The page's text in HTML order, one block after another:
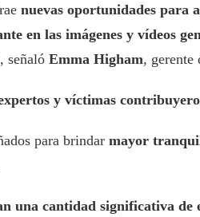
nuevas oportunidades para
en las imágenes y vídeos
señaló Emma Higham, gerente
y víctimas
para brindar mayor
una cantidad significativa de